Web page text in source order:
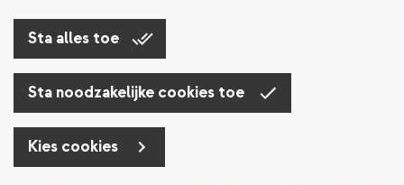
Sta alles toe
Sta noodzakelijke cookies toe
Kies cookies